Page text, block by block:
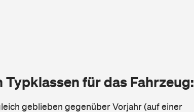
für das Fahrzeug:
geblieben gegenüber Vorjahr (auf einer